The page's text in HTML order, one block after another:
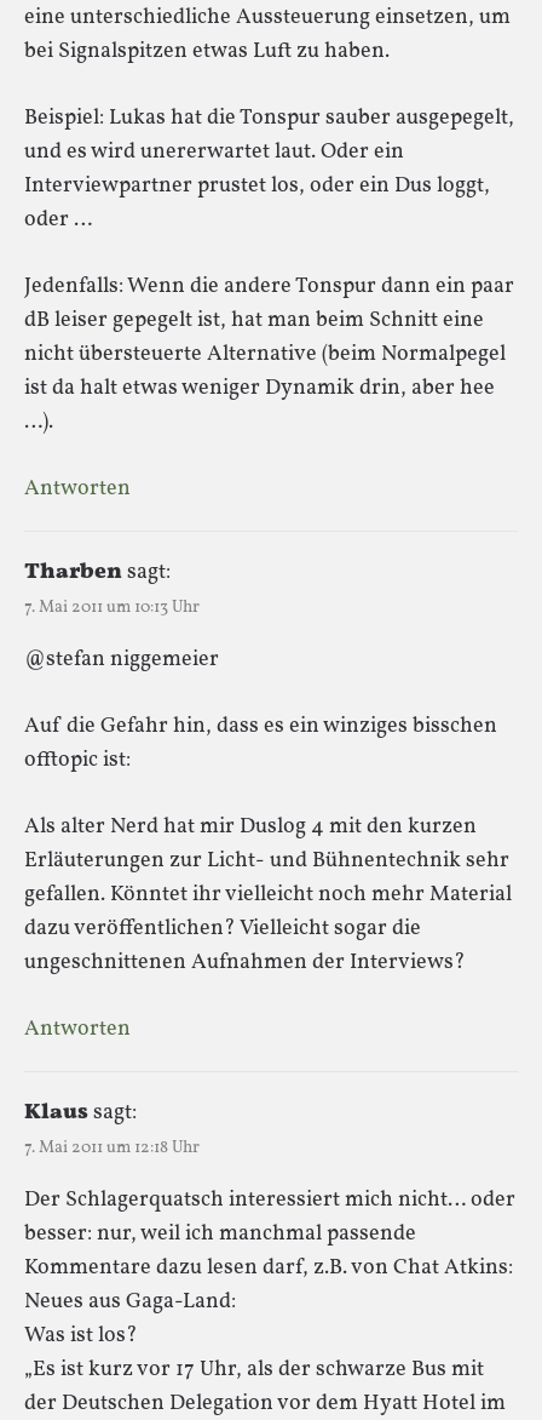
eine unterschiedliche Aussteuerung einsetzen, um
bei Signalspitzen etwas Luft zu haben.
Beispiel: Lukas hat die Tonspur sauber ausgepegelt,
und es wird unererwartet laut. Oder ein
Interviewpartner prustet los, oder ein Dus loggt,
oder …
Jedenfalls: Wenn die andere Tonspur dann ein paar
dB leiser gepegelt ist, hat man beim Schnitt eine
nicht übersteuerte Alternative (beim Normalpegel
ist da halt etwas weniger Dynamik drin, aber hee
…).
Antworten
Tharbensagt:
7. Mai 2011 um 10:13 Uhr
@stefan niggemeier
Auf die Gefahr hin, dass es ein winziges bisschen
offtopic ist:
Als alter Nerd hat mir Duslog 4 mit den kurzen
Erläuterungen zur Licht- und Bühnentechnik sehr
gefallen. Könntet ihr vielleicht noch mehr Material
dazu veröffentlichen? Vielleicht sogar die
ungeschnittenen Aufnahmen der Interviews?
Antworten
Klaussagt:
7. Mai 2011 um 12:18 Uhr
Der Schlagerquatsch interessiert mich nicht… oder
besser: nur, weil ich manchmal passende
Kommentare dazu lesen darf, z.B. von Chat Atkins:
Neues aus Gaga-Land:
Was ist los?
„Es ist kurz vor 17 Uhr, als der schwarze Bus mit
der Deutschen Delegation vor dem Hyatt Hotel im